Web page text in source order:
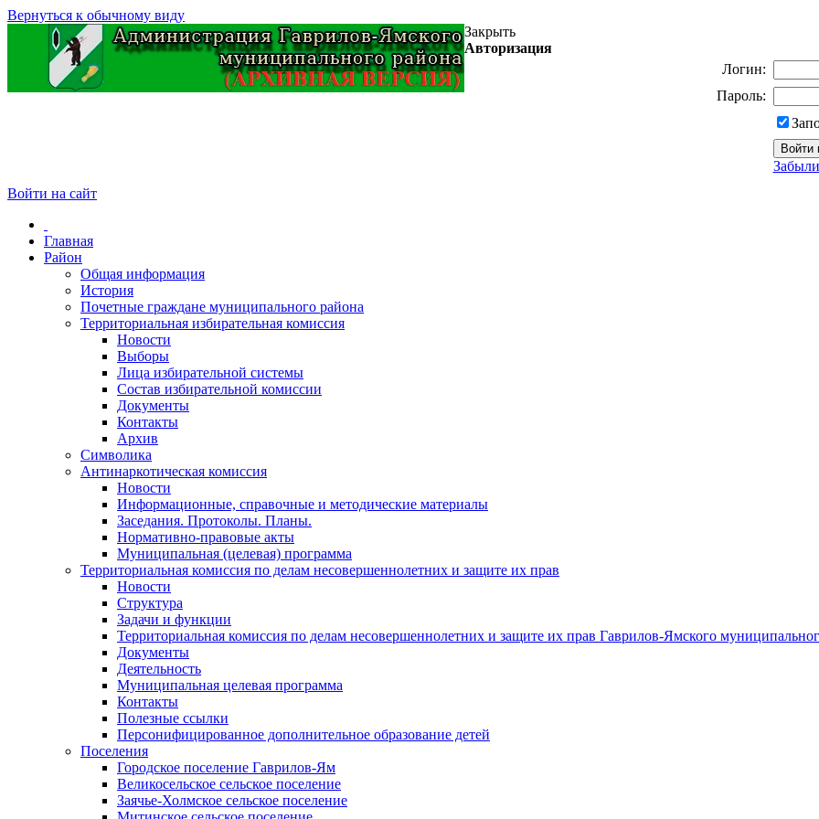
Вернуться к обычному виду
Закрыть
Авторизация
Логин:
Пароль:
Войти на сайт
Главная
Район
Общая информация
История
Почетные граждане муниципального района
Территориальная избирательная комиссия
Новости
Выборы
Лица избирательной системы
Состав избирательной комиссии
Документы
Контакты
Архив
Символика
Антинаркотическая комиссия
Новости
Информационные, справочные и методические материалы
Заседания. Протоколы. Планы.
Нормативно-правовые акты
Муниципальная (целевая) программа
Территориальная комиссия по делам несовершеннолетних и защите их прав
Новости
Структура
Задачи и функции
Территориальная комиссия по делам несовершеннолетних и защите их прав Гаврилов-Ямского
Документы
Деятельность
Муниципальная целевая программа
Контакты
Полезные ссылки
Персонифицированное дополнительное образование детей
Поселения
Городское поселение Гаврилов-Ям
Великосельское сельское поселение
Заячье-Холмское сельское поселение